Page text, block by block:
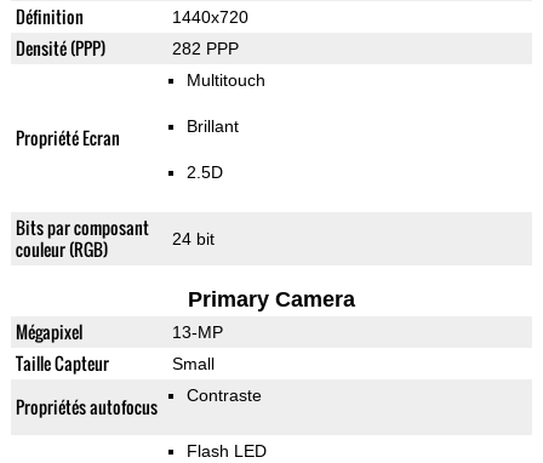
Définition 1440x720
Densité (PPP) 282 PPP
Propriété Ecran
Multitouch
Brillant
2.5D
Bits par composant
couleur (RGB)
24 bit
Primary Camera
Mégapixel 13-MP
Taille Capteur Small
Propriétés autofocus Contraste
Flash LED